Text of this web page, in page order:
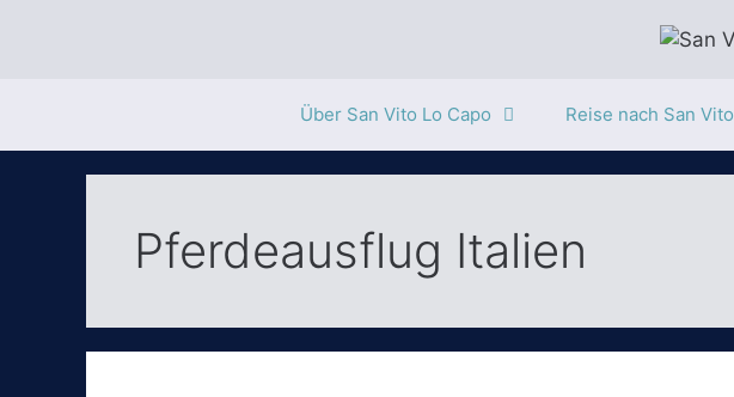
Über San Vito Lo Capo Reise nach San Vito
Pferdeausflug Italien